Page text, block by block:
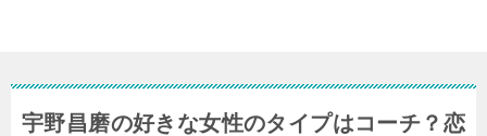
宇野昌磨の好きな女性のタイプはコーチ？恋